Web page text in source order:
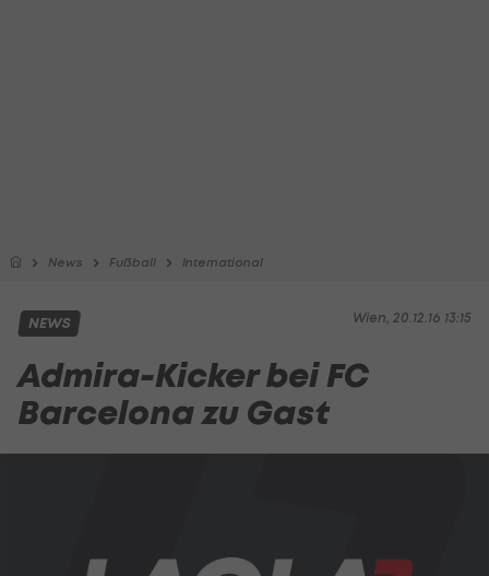
News Fußball International
Wien, 20.12.16 13:15
NEWS
Admira-Kicker bei FC
Barcelona zu Gast